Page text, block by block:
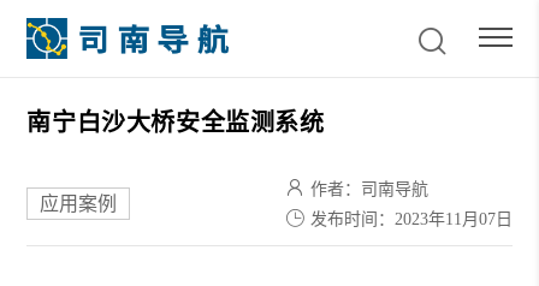
南宁白沙大桥安全监测系统
应用案例
作者：司南导航
发布时间：2023年11月07日